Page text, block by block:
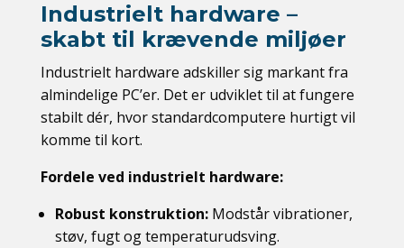
Industrielt hardware –
skabt til krævende miljøer
Industrielt hardware adskiller sig markant fra
almindelige PC’er. Det er udviklet til at fungere
stabilt dér, hvor standardcomputere hurtigt vil
komme til kort.
Fordele ved industrielt hardware:
Robust konstruktion:Modstår vibrationer,
støv, fugt og temperaturudsving.